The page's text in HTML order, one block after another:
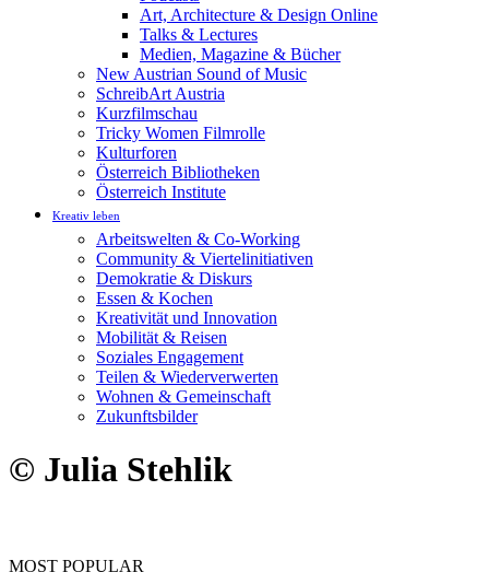
Art, Architecture & Design Online
Talks & Lectures
Medien, Magazine & Bücher
New Austrian Sound of Music
SchreibArt Austria
Kurzfilmschau
Tricky Women Filmrolle
Kulturforen
Österreich Bibliotheken
Österreich Institute
Kreativ leben
Arbeitswelten & Co-Working
Community & Viertelinitiativen
Demokratie & Diskurs
Essen & Kochen
Kreativität und Innovation
Mobilität & Reisen
Soziales Engagement
Teilen & Wiederverwerten
Wohnen & Gemeinschaft
Zukunftsbilder
© Julia Stehlik
MOST POPULAR